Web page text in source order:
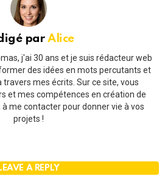
parAlice
j'ai 30 ans et je suis rédacteur web
des idées en mots percutants et
mes écrits. Sur ce site, vous
et mes compétences en création de
me contacter pour donner vie à vos
projets !
LEAVE A REPLY